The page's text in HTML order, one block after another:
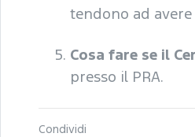
tendono ad
Cosa fare se il
presso il PRA.
Condividi